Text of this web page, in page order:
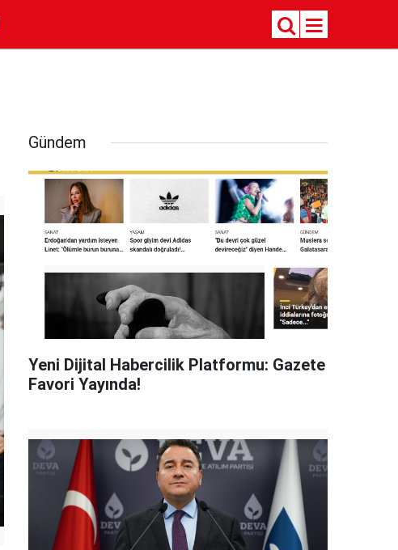
Gündem
Yeni Dijital Habercilik Platformu: Gazete
Favori Yayında!